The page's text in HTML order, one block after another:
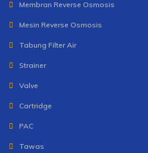
Membran Reverse Osmosis
Mesin Reverse Osmosis
Tabung Filter Air
Strainer
Valve
Cartridge
PAC
Tawas